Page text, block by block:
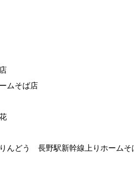
ムそば店
んどう 長野駅新幹線上りホーム